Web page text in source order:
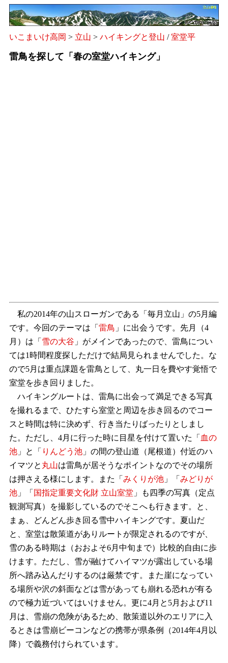
いこまいけ高岡 > 立山 > ハイキングと登山 /室堂平
雷鳥を探して「春の室堂ハイキング」
私の2014年の山スローガンである「毎月立山」の5月編
です。今回のテーマは「 雷鳥 」に出会うです。先月（4
月）は「 雪の大谷 」がメインであったので、雷鳥につい
ては1時間程度探しただけで結局見られませんでした。な
ので5月は重点課題を雷鳥として、丸一日を費やす覚悟で
室堂を歩き回りました。
ハイキングルートは、雷鳥に出会って満足できる写真
を撮れるまで、ひたすら室堂と周辺を歩き回るのでコー
スと時間は特に決めず、行き当たりばったりとしまし
た。ただし、4月に行った時に目星を付けて置いた「 血の
池 」と「 りんどう池 」の間の登山道（尾根道）付近のハ
イマツと 丸山は雷鳥が居そうなポイントなのでその場所
は押さえる様にします。また「 みくりが池 」「 みどりが
池 」「 国指定重要文化財 立山室堂 」も四季の写真（定点
観測写真）を撮影しているのでそこへも行きます。と、
まぁ、どんどん歩き回る雪中ハイキングです。夏山だ
と、室堂は散策道がありルートが限定されるのですが、
雪のある時期は（おおよそ6月中旬まで）比較的自由に歩
けます。ただし、雪が融けてハイマツが露出している場
所へ踏み込んだりするのは厳禁です。また崖になってい
る場所や沢の斜面などは雪があっても崩れる恐れが有る
ので極力近づいてはいけません。更に4月と5月および11
月は、雪崩の危険があるため、散策道以外のエリアに入
るときは雪崩ビーコンなどの携帯が県条例（2014年4月以
降）で義務付けられています。